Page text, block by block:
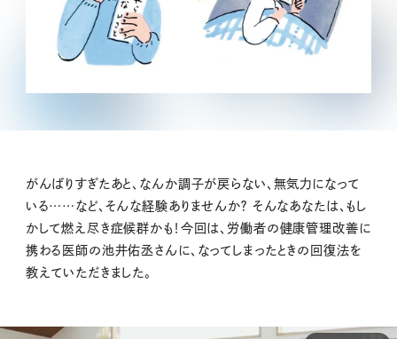
がんばりすぎたあと、なんか調子が戻らない、無気力になって
いる……など、そんな経験ありませんか？ そんなあなたは、もし
かして燃え尽き症候群かも！今回は、労働者の健康管理改善に
携わる医師の池井佑丞さんに、なってしまったときの回復法を
教えていただきました。